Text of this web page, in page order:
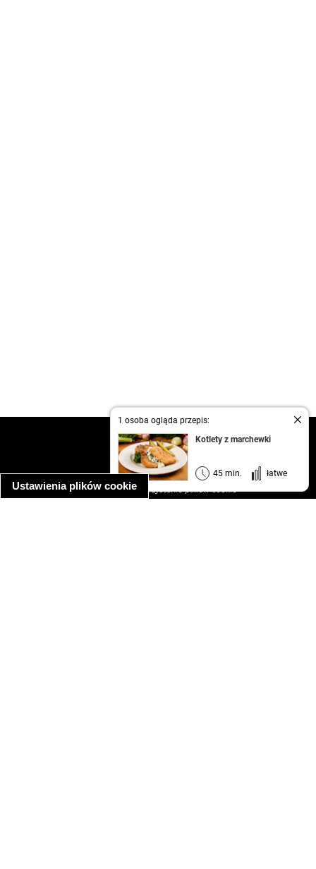
Ustawienia plików cookie
1 osoba ogląda przepis:
Kotlety z marchewki
45 min. łatwe
kontakt
regulamin
informacja o prywatności
informacja o wykorzystaniu plików cookie